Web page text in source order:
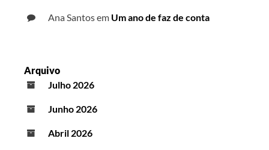
Ana Santosem Um ano de faz de conta
Arquivo
Julho 2026
Junho 2026
Abril 2026